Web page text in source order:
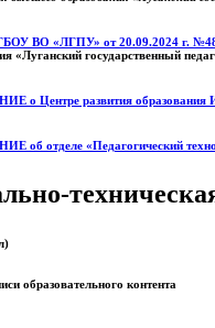
ВО «ЛГПУ» от 20.09.2024 г.
«Луганский государственный
о Центре развития образования
об отделе «Педагогический
образовательного контента